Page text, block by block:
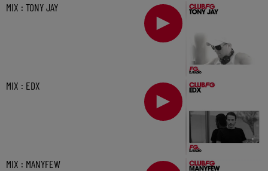
MIX : TONY JAY
MIX : EDX
MIX : MANYFEW